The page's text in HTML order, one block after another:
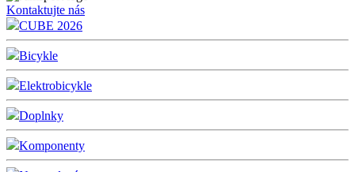
Kontaktujte nás
CUBE 2026
Bicykle
Elektrobicykle
Doplnky
Komponenty